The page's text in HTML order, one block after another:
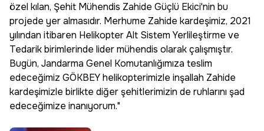
özel kılan, Şehit Mühendis Zahide Güçlü Ekici'nin bu
projede yer almasıdır. Merhume Zahide kardeşimiz, 2021
yılından itibaren Helikopter Alt Sistem Yerlileştirme ve
Tedarik birimlerinde lider mühendis olarak çalışmıştır.
Bugün, Jandarma Genel Komutanlığımıza teslim
edeceğimiz GÖKBEY helikopterimizle inşallah Zahide
kardeşimizle birlikte diğer şehitlerimizin de ruhlarını şad
edeceğimize inanıyorum."